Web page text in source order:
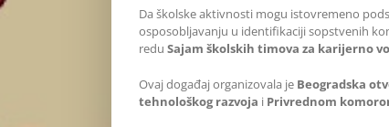
Da školske aktivnosti mogu istovremeno
osposobljavanju u identifikaciji sopstvenih
redu Sajam školskih timova za karijerno
Ovaj događaj organizovala je Beogradska
tehnološkog razvoja i Privrednom